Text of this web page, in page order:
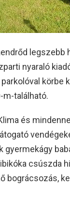
legszebb
nyaraló
körbe
található.
és
gyermekágy
csúszda
bográcsozás,